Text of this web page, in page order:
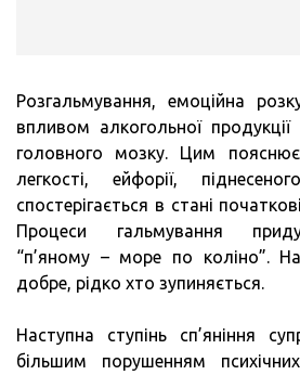
Розгальмування, емоційна
впливом алкогольної
головного мозку. Цим
легкості, ейфорії,
спостерігається в стані
Процеси гальмування
“п’яному – море по коліно”.
добре, рідко хто зупиняється.
Наступна ступінь сп’яніння
більшим порушенням